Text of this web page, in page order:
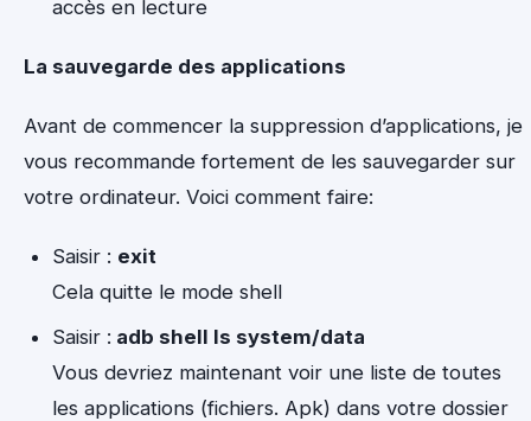
accès en lecture
La sauvegarde des applications
Avant de commencer la suppression d’applications, je
vous recommande fortement de les sauvegarder sur
votre ordinateur. Voici comment faire:
Saisir : exit
Cela quitte le mode shell
Saisir : adb shell ls system/data
Vous devriez maintenant voir une liste de toutes
les applications (fichiers. Apk) dans votre dossier